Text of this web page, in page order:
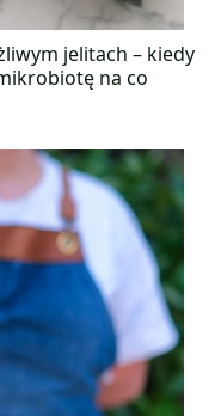
jelitach – kiedy
na co